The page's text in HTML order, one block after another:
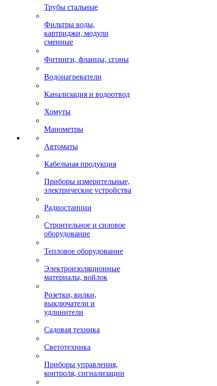
Трубы стальные
Фильтры воды,
картриджи, модули
сменные
Фитинги, фланцы, сгоны
Водонагреватели
Канализация и водоотвод
Хомуты
Манометры
Автоматы
Кабельная продукция
Приборы измерительные,
электрические устройства
Радиостанции
Строительное и силовое
оборудование
Тепловое оборудование
Электроизоляционные
материалы, войлок
Розетки, вилки,
выключатели и
удлинители
Садовая техника
Светотехника
Приборы управления,
контроля, сигнализации